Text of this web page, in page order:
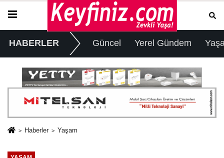
HABERLER Güncel Yerel Gündem
Haberler Yaşam